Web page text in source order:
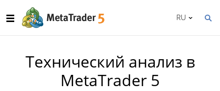
RU
Технический анализ в
MetaTrader 5